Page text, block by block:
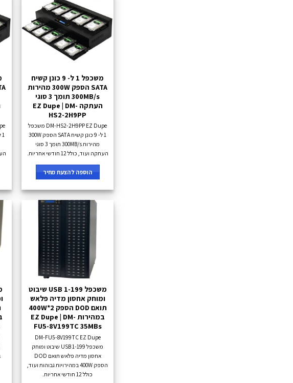
משכפל 1 ל- 9 כונן קשיח
SATA הספק 300W מהירות
300MB/s תומך 3 סוגי
העתקה EZ Dupe | DM-
HS2-2H9PP
DM-HS2-2H9PP EZ Dupe משכפל
1 ל- 9 כונן קשיח SATA הספק 300W
מהירות 300MB/s תומך 3 סוגי
העתקה ועוד, כולל 12 חודשי אחריות.
הוספה להצעת מחיר
משכפל 1-199 USB שיבוט
ומוחק אחסון מדיה פלאש
תואם DOD הספק 400W*2
במהירות EZ Dupe | DM-
FU5-8V199TC 35MBs
DM-FU5-8V199TC EZ Dupe
משכפל 1-199 USB שיבוט ומוחק
אחסון מדיה פלאש תואם DOD
הספק 400W במהירויות גבוהות ועוד,
כולל 12 חודשי אחריות.